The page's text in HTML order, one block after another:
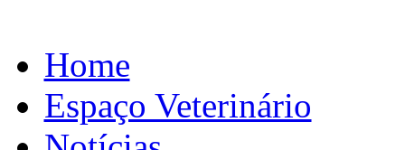
Home
Espaço Veterinário